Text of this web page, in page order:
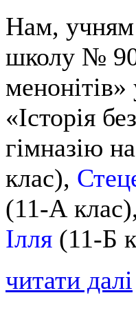
Нам, учням
школу №
«Історія
гімназію
клас),
(11-А клас),
Ілля (11-Б
читати далі